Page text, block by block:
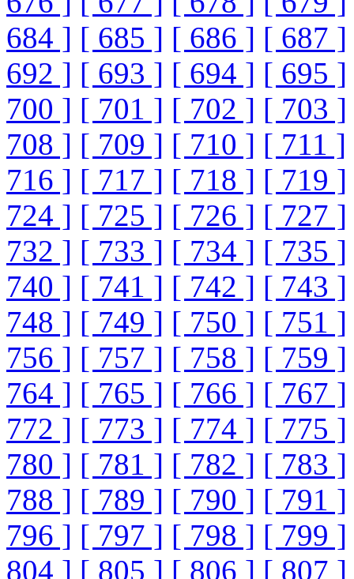
684 ] [ 685 ] [ 686 ] [ 687 ]
692 ] [ 693 ] [ 694 ] [ 695 ]
700 ] [ 701 ] [ 702 ] [ 703 ]
708 ] [ 709 ] [ 710 ] [ 711 ]
716 ] [ 717 ] [ 718 ] [ 719 ]
724 ] [ 725 ] [ 726 ] [ 727 ]
732 ] [ 733 ] [ 734 ] [ 735 ]
740 ] [ 741 ] [ 742 ] [ 743 ]
748 ] [ 749 ] [ 750 ] [ 751 ]
756 ] [ 757 ] [ 758 ] [ 759 ]
764 ] [ 765 ] [ 766 ] [ 767 ]
772 ] [ 773 ] [ 774 ] [ 775 ]
780 ] [ 781 ] [ 782 ] [ 783 ]
788 ] [ 789 ] [ 790 ] [ 791 ]
796 ] [ 797 ] [ 798 ] [ 799 ]
804 ] [ 805 ] [ 806 ] [ 807 ]